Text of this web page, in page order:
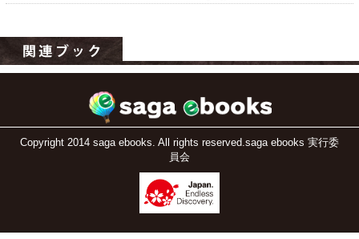
Copyright 2014 saga ebooks. All rights reserved.saga ebooks 実行委
員会
運営：福博印刷
ご利用ガイド